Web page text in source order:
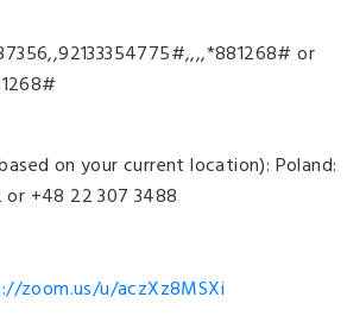
or
on your current location): Poland:
+48 22 307 3488
zoom.us/u/aczXz8MSXi